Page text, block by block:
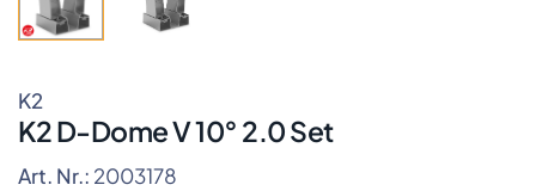
K2
K2 D-Dome V 10° 2.0 Set
Art. Nr.: 2003178